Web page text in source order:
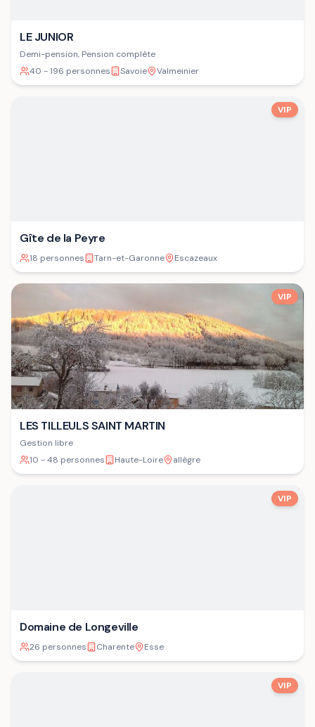
LE JUNIOR
Demi-pension, Pension complète
40 - 196 personnes
Savoie Valmeinier
VIP
Gîte de la Peyre
18 personnes Tarn-et-Garonne Escazeaux
VIP
LES TILLEULS SAINT MARTIN
Gestion libre
10 - 48 personnes
Haute-Loire allègre
VIP
Domaine de Longeville
26 personnes Charente Esse
VIP